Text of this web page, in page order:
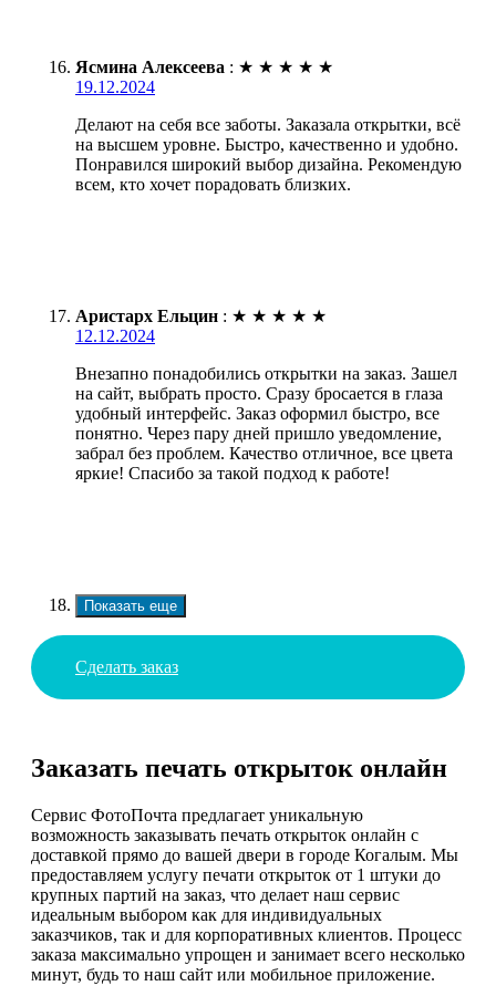
Ясмина Алексеева : ★ ★ ★ ★ ★
19.12.2024
Делают на себя все заботы. Заказала открытки, всё
на высшем уровне. Быстро, качественно и удобно.
Понравился широкий выбор дизайна. Рекомендую
всем, кто хочет порадовать близких.
Аристарх Ельцин : ★ ★ ★ ★ ★
12.12.2024
Внезапно понадобились открытки на заказ. Зашел
на сайт, выбрать просто. Сразу бросается в глаза
удобный интерфейс. Заказ оформил быстро, все
понятно. Через пару дней пришло уведомление,
забрал без проблем. Качество отличное, все цвета
яркие! Спасибо за такой подход к работе!
Показать еще
Сделать заказ
Заказать печать открыток онлайн
Сервис ФотоПочта предлагает уникальную
возможность заказывать печать открыток онлайн с
доставкой прямо до вашей двери в городе Когалым. Мы
предоставляем услугу печати открыток от 1 штуки до
крупных партий на заказ, что делает наш сервис
идеальным выбором как для индивидуальных
заказчиков, так и для корпоративных клиентов. Процесс
заказа максимально упрощен и занимает всего несколько
минут, будь то наш сайт или мобильное приложение.